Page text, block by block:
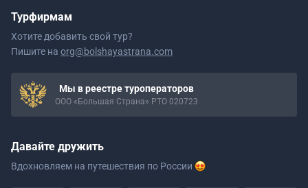
Турфирмам
Хотите добавить свой тур?
Пишите на org@bolshayastrana.com
Мы в реестре туроператоров
ООО «Большая Страна» РТО 020723
Давайте дружить
Вдохновляем на путешествия по России